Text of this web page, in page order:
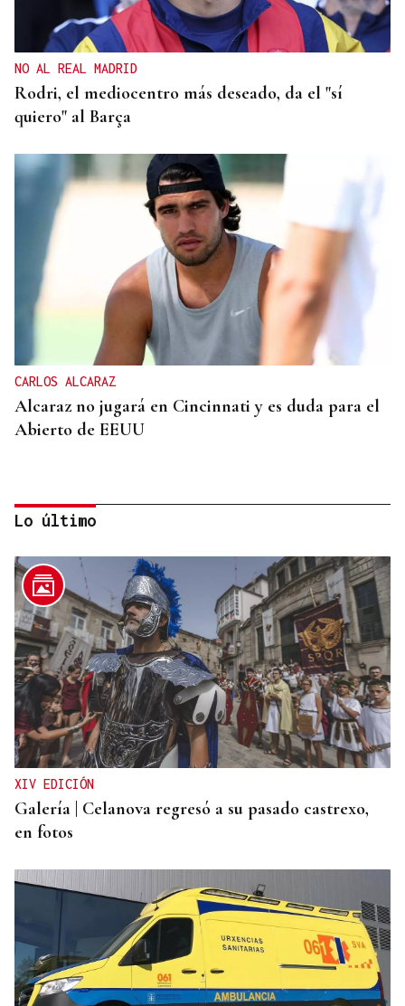
NO AL REAL MADRID
Rodri, el mediocentro más deseado, da el "sí
quiero" al Barça
CARLOS ALCARAZ
Alcaraz no jugará en Cincinnati y es duda para el
Abierto de EEUU
SUSTITUTO DEL OURENSANO
Vázquez Alvite, nuevo presidente del Comité
Técnico en Galicia
Lo último
XIV EDICIÓN
Galería | Celanova regresó a su pasado castrexo,
en fotos